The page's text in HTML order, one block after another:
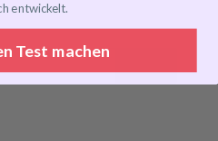
entwickelt.
Test machen